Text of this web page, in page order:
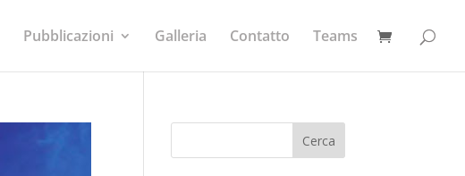
Pubblicazioni Galleria Contatto Teams